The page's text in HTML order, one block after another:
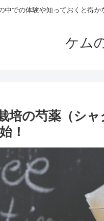
中での体験や知っておくと得
ケム
培の芍薬（シ
！